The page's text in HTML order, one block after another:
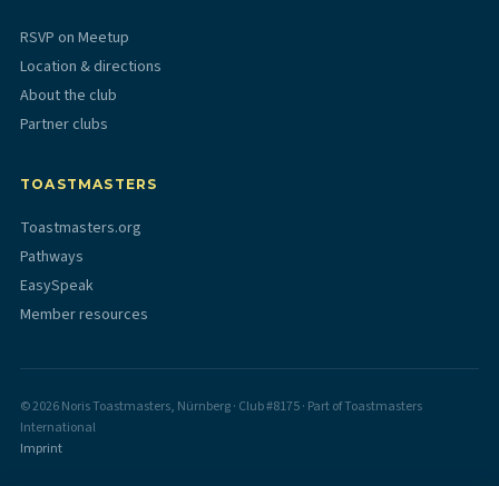
RSVP on Meetup
Location & directions
About the club
Partner clubs
TOASTMASTERS
Toastmasters.org
Pathways
EasySpeak
Member resources
©2026Noris Toastmasters, Nürnberg · Club #8175 · Part of Toastmasters
International
Imprint